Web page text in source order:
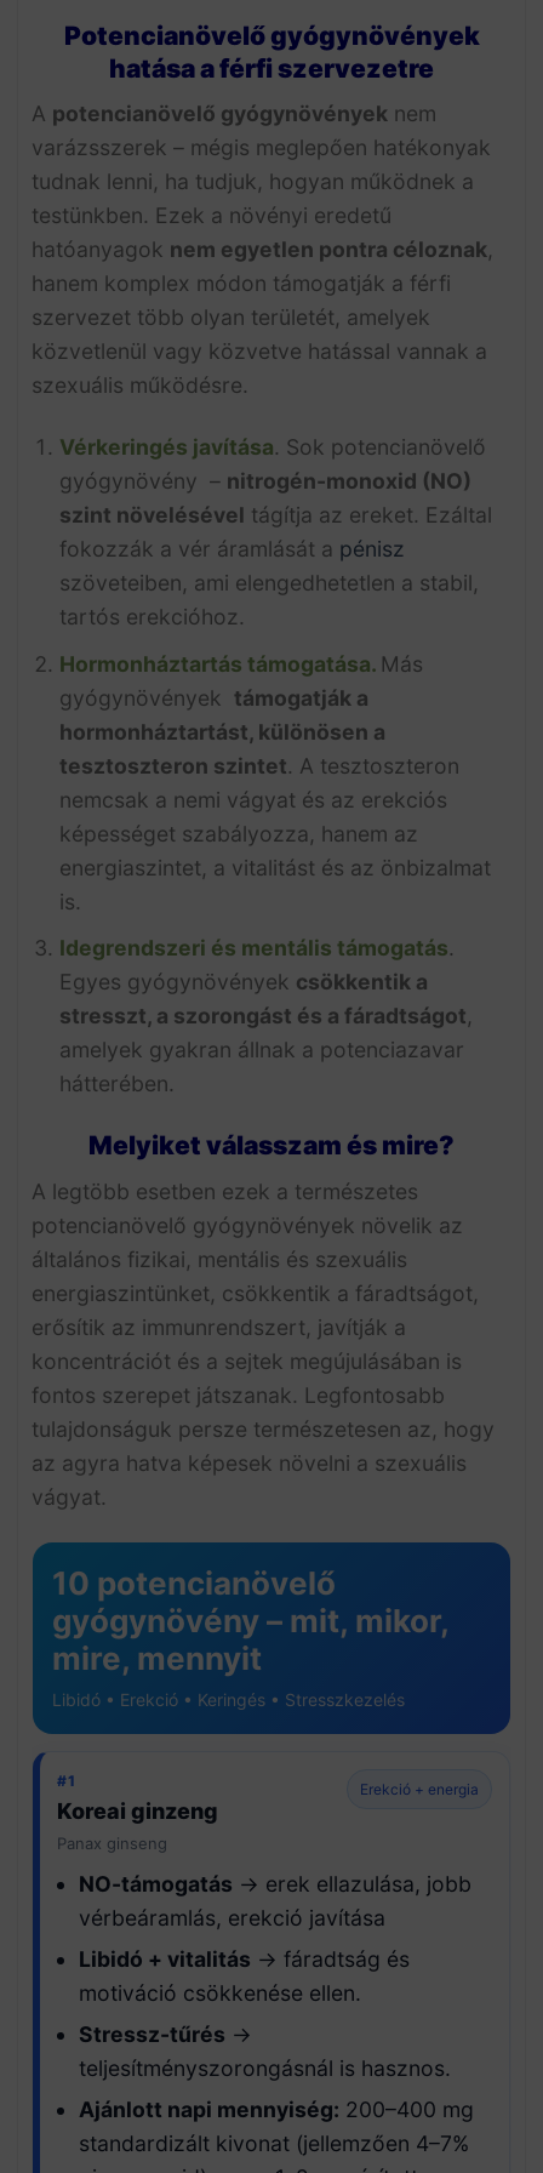
Potencianövelő gyógynövények
hatása a férfi szervezetre
A potencianövelő gyógynövények nem
varázsszerek – mégis meglepően hatékonyak
tudnak lenni, ha tudjuk, hogyan működnek a
testünkben. Ezek a növényi eredetű
hatóanyagok nem egyetlen pontra céloznak,
hanem komplex módon támogatják a férfi
szervezet több olyan területét, amelyek
közvetlenül vagy közvetve hatással vannak a
szexuális működésre.
Vérkeringés javítása. Sok potencianövelő
gyógynövény – nitrogén-monoxid (NO)
szint növelésével tágítja az ereket. Ezáltal
fokozzák a vér áramlását a pénisz
szöveteiben, ami elengedhetetlen a stabil,
tartós erekcióhoz.
Hormonháztartás támogatása. Más
gyógynövényektámogatják a
hormonháztartást, különösen a
tesztoszteron szintet. A tesztoszteron
nemcsak a nemi vágyat és az erekciós
képességet szabályozza, hanem az
energiaszintet, a vitalitást és az önbizalmat
is.
Idegrendszeri és mentális támogatás.
Egyes gyógynövények csökkentik a
stresszt, a szorongást és a fáradtságot,
amelyek gyakran állnak a potenciazavar
hátterében.
Melyiket válasszam és mire?
A legtöbb esetben ezek a természetes
potencianövelő gyógynövények növelik az
általános fizikai, mentális és szexuális
energiaszintünket, csökkentik a fáradtságot,
erősítik az immunrendszert, javítják a
koncentrációt és a sejtek megújulásában is
fontos szerepet játszanak. Legfontosabb
tulajdonságuk persze természetesen az, hogy
az agyra hatva képesek növelni a szexuális
vágyat.
10 potencianövelő
gyógynövény – mit, mikor,
mire, mennyit
Libidó • Erekció • Keringés • Stresszkezelés
#1
Koreai ginzeng
Panax ginseng
Erekció + energia
NO-támogatás → erek ellazulása, jobb
vérbeáramlás, erekció javítása
Libidó + vitalitás → fáradtság és
motiváció csökkenése ellen.
Stressz-tűrés →
teljesítményszorongásnál is hasznos.
Ajánlott napi mennyiség: 200–400 mg
standardizált kivonat (jellemzően 4–7%